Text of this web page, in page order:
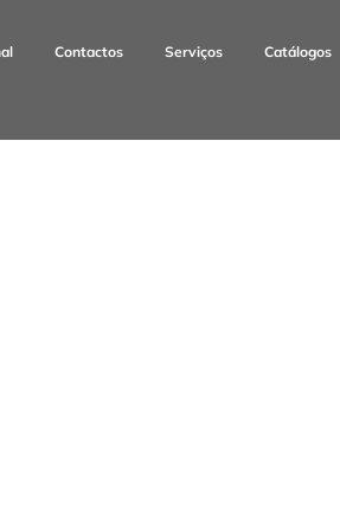
Contactos Serviços Catálogos